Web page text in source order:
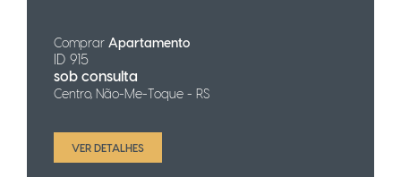
Comprar Apartamento
ID 915
sob consulta
Centro, Não-Me-Toque - RS
VER DETALHES